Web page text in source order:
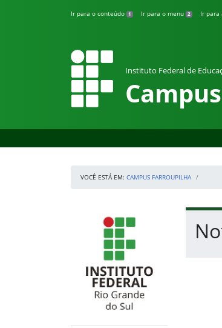
Ir para o conteúdo 1 Ir para o menu 2 Ir para
Instituto Federal de
VOCÊ ESTÁ EM: CAMPUS FARROUPILHA
Início da navegação Início